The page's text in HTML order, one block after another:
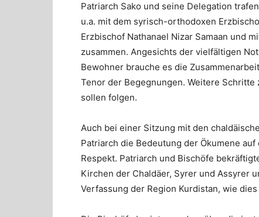
Patriarch Sako und seine Delegation
u.a. mit dem syrisch-orthodoxen
Erzbischof Nathanael Nizar Samaan und
zusammen. Angesichts der vielfältigen
Bewohner brauche es die
Tenor der Begegnungen. Weitere
sollen folgen.
Auch bei einer Sitzung mit den
Patriarch die Bedeutung der Ökumene
Respekt. Patriarch und Bischöfe
Kirchen der Chaldäer, Syrer und Assyrer
Verfassung der Region Kurdistan, wie